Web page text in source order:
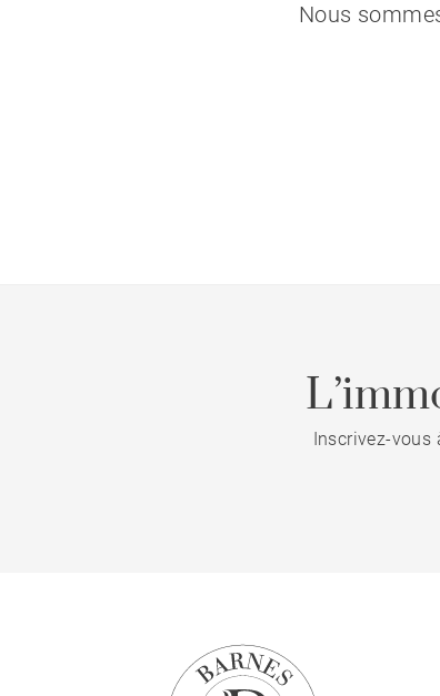
Nous
Inscrivez-vous